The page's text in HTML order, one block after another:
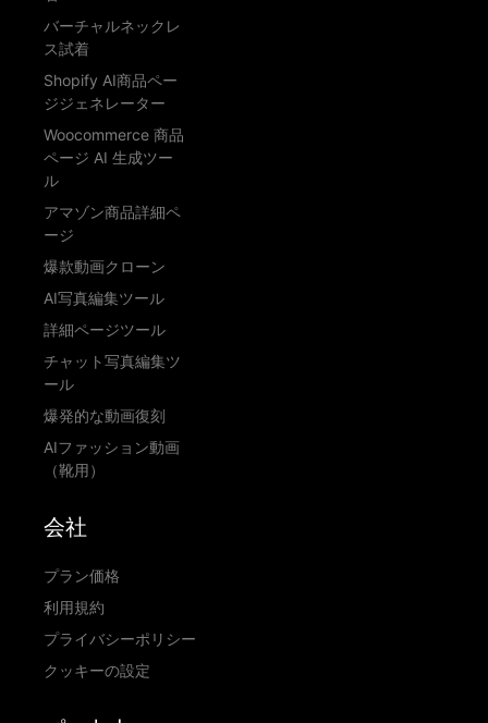
バーチャルネックレ
ス試着
Shopify AI商品ペー
ジジェネレーター
Woocommerce 商品
ページ AI 生成ツー
ル
アマゾン商品詳細ペ
ージ
爆款動画クローン
AI写真編集ツール
詳細ページツール
チャット写真編集ツ
ール
爆発的な動画復刻
AIファッション動画
（靴用）
会社
プラン価格
利用規約
プライバシーポリシー
クッキーの設定